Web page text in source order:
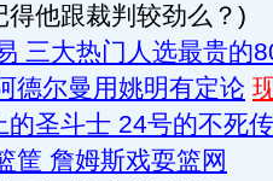
他跟裁判较劲么？)
三大热门人选最贵的
德尔曼用姚明有定论
圣斗士 24号的不死
筐 詹姆斯戏耍篮网